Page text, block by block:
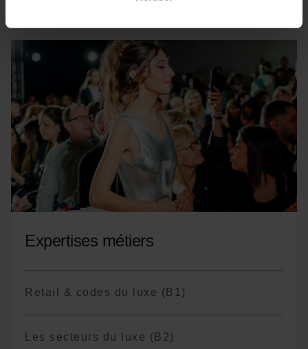
*Le programme est non exhaustif, il pourra
y avoir des variations de cours ou des
changements de terminologie en fonction
des années
Expertises métiers
Retail & codes du luxe (B1)
Les secteurs du luxe (B2)